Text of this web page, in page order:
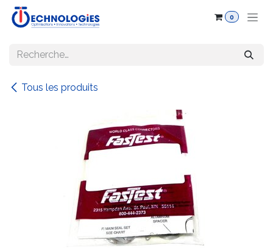
Se rendre au contenu
0
Tous les produits